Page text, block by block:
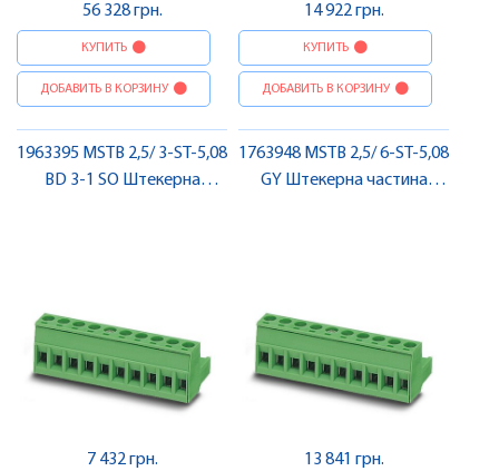
56 328 грн.
КУПИТЬ
ДОБАВИТЬ В КОРЗИНУ
14 922 грн.
КУПИТЬ
ДОБАВИТЬ В КОРЗИНУ
1963395 MSTB 2,5/ 3-ST-5,08
BD 3-1 SO Штекерна
7 432 грн.
1763948 MSTB 2,5/ 6-ST-5,08
GY Штекерна частина
13 841 грн.